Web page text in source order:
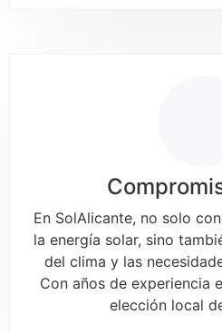
En SolAlicante, no solo
la energía solar, sino
del clima y las
Con años de experiencia
elección local